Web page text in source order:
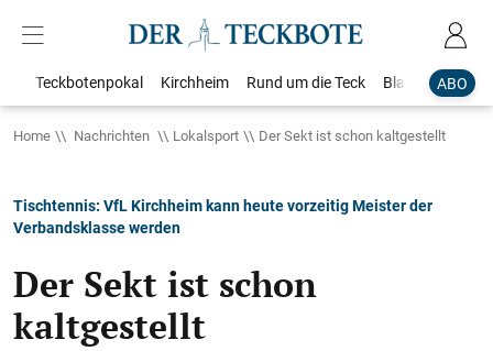
ABO
Teckbotenpokal Kirchheim Rund um die Teck Blaulicht
Home Nachrichten Lokalsport Der Sekt ist schon kaltgestellt
Tischtennis: VfL Kirchheim kann heute vorzeitig Meister der
Verbandsklasse werden
Der Sekt ist schon
kaltgestellt